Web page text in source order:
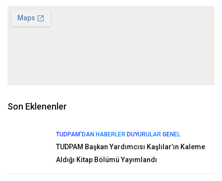
Son Eklenenler
TUDPAM'DAN HABERLER DUYURULAR GENEL
TUDPAM Başkan Yardımcısı Kaşlılar’ın Kaleme
Aldığı Kitap Bölümü Yayımlandı